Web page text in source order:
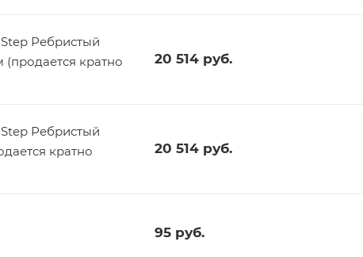
Ребристый
кратно
20 514руб.
Ребристый
кратно
20 514руб.
95руб.